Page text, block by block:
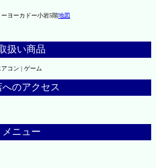
ヨーカドー小岩5階地図
扱い商品
コン | ゲーム
へのアクセス
メニュー